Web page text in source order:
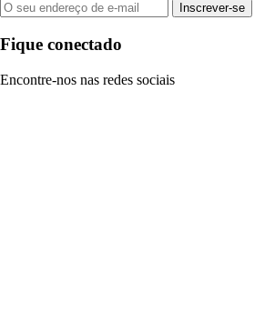
Inscrever-se
Fique conectado
Encontre-nos nas redes sociais